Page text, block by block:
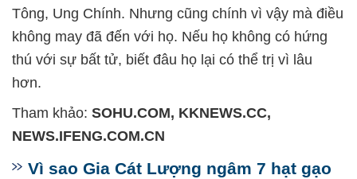
Tông, Ung Chính. Nhưng cũng chính vì vậy mà điều
không may đã đến với họ. Nếu họ không có hứng
thú với sự bất tử, biết đâu họ lại có thể trị vì lâu
hơn.
Tham khảo: SOHU.COM, KKNEWS.CC,
NEWS.IFENG.COM.CN
Vì sao Gia Cát Lượng ngâm 7 hạt gạo